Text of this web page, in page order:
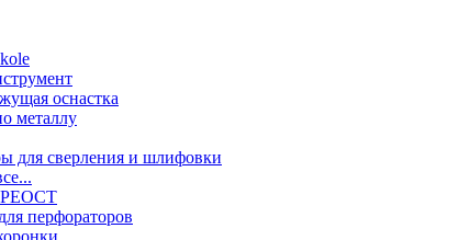
оснастка
металлу
для сверления и шлифовки
перфораторов